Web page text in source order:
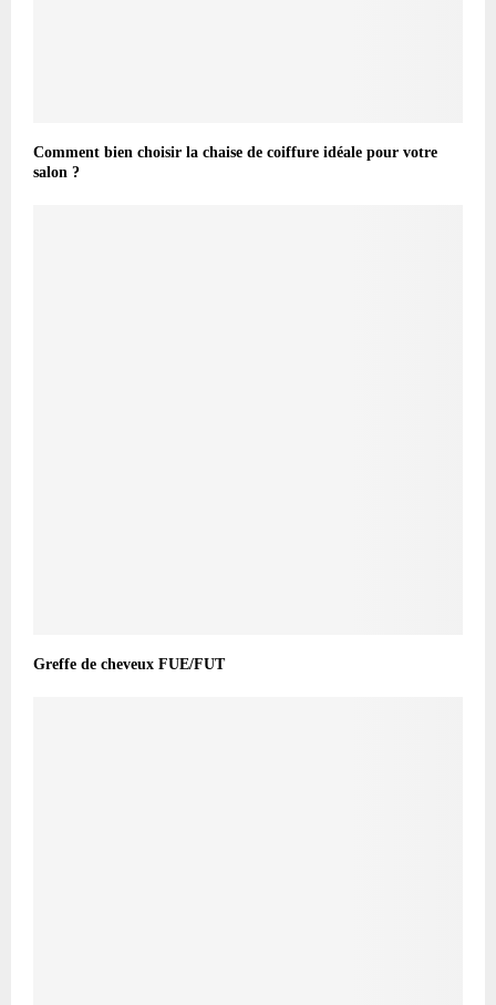
Comment bien choisir la chaise de coiffure idéale pour votre
salon ?
Greffe de cheveux FUE/FUT